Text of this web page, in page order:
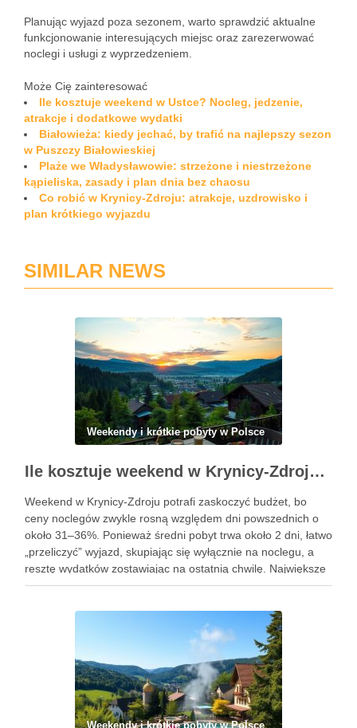
Planując wyjazd poza sezonem, warto sprawdzić aktualne
funkcjonowanie interesujących miejsc oraz zarezerwować
noclegi i usługi z wyprzedzeniem.
Może Cię zainteresować
Ile kosztuje weekend w Ustce? Nocleg, jedzenie,
atrakcje i dodatkowe wydatki
Białowieża: kiedy jechać, by trafić na najlepszy sezon
w Puszczy Białowieskiej
Plaże we Władysławowie: strzeżone i niestrzeżone
kąpieliska, zasady i plan dnia bez chaosu
Co robić w Krynicy-Zdroju: atrakcje, uzdrowisko i
plan krótkiego wyjazdu
SIMILAR NEWS
Weekendy i krótkie pobyty w Polsce
Ile kosztuje weekend w Krynicy-Zdroju — nocleg, wyżywienie i atrakcje w praktyce
Weekend w Krynicy-Zdroju potrafi zaskoczyć budżet, bo
ceny noclegów zwykle rosną względem dni powszednich o
około 31–36%. Ponieważ średni pobyt trwa około 2 dni, łatwo
„przeliczyć” wyjazd, skupiając się wyłącznie na noclegu, a
resztę wydatków zostawiając na ostatnią chwilę. Największe
znaczenie mają więc standard i lokalizacja noclegu oraz to,
Weekendy i krótkie pobyty w Polsce